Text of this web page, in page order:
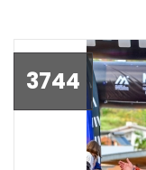
3744